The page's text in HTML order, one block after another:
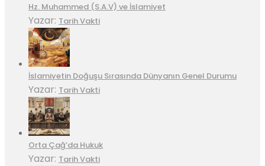
Hz. Muhammed (S.A.V) ve İslamiyet
Yazar: Tarih Vakti
İslamiyetin Doğuşu Sırasında Dünyanın Genel Durumu
Yazar: Tarih Vakti
Orta Çağ’da Hukuk
Yazar: Tarih Vakti